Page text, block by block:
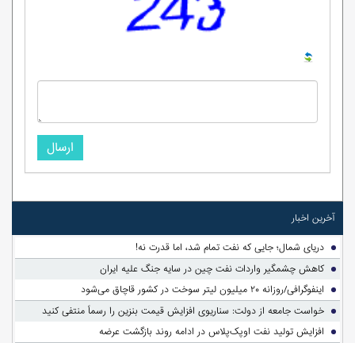
ارسال
آخرین اخبار
دریای شمال؛ جایی که نفت تمام شد، اما قدرت نه!
کاهش چشمگیر واردات نفت چین در سایه جنگ علیه ایران
اینفوگرافی/روزانه ۲۰ میلیون لیتر سوخت در کشور قاچاق می‌شود
خواست جامعه از دولت: سناریوی افزایش قیمت بنزین را رسماً منتفی کنید
افزایش تولید نفت اوپک‌پلاس در ادامه روند بازگشت عرضه